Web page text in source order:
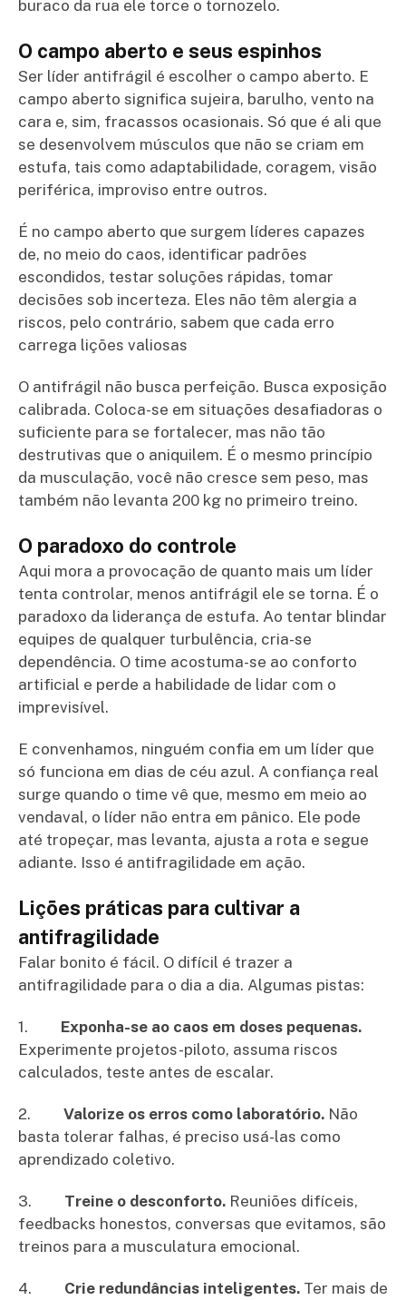
buraco da rua ele torce o tornozelo.
O campo aberto e seus espinhos
Ser líder antifrágil é escolher o campo aberto. E
campo aberto significa sujeira, barulho, vento na
cara e, sim, fracassos ocasionais. Só que é ali que
se desenvolvem músculos que não se criam em
estufa, tais como adaptabilidade, coragem, visão
periférica, improviso entre outros.
É no campo aberto que surgem líderes capazes
de, no meio do caos, identificar padrões
escondidos, testar soluções rápidas, tomar
decisões sob incerteza. Eles não têm alergia a
riscos, pelo contrário, sabem que cada erro
carrega lições valiosas
O antifrágil não busca perfeição. Busca exposição
calibrada. Coloca-se em situações desafiadoras o
suficiente para se fortalecer, mas não tão
destrutivas que o aniquilem. É o mesmo princípio
da musculação, você não cresce sem peso, mas
também não levanta 200 kg no primeiro treino.
O paradoxo do controle
Aqui mora a provocação de quanto mais um líder
tenta controlar, menos antifrágil ele se torna. É o
paradoxo da liderança de estufa. Ao tentar blindar
equipes de qualquer turbulência, cria-se
dependência. O time acostuma-se ao conforto
artificial e perde a habilidade de lidar com o
imprevisível.
E convenhamos, ninguém confia em um líder que
só funciona em dias de céu azul. A confiança real
surge quando o time vê que, mesmo em meio ao
vendaval, o líder não entra em pânico. Ele pode
até tropeçar, mas levanta, ajusta a rota e segue
adiante. Isso é antifragilidade em ação.
Lições práticas para cultivar a
antifragilidade
Falar bonito é fácil. O difícil é trazer a
antifragilidade para o dia a dia. Algumas pistas:
1. Exponha-se ao caos em doses pequenas.
Experimente projetos-piloto, assuma riscos
calculados, teste antes de escalar.
2. Valorize os erros como laboratório. Não
basta tolerar falhas, é preciso usá-las como
aprendizado coletivo.
3. Treine o desconforto. Reuniões difíceis,
feedbacks honestos, conversas que evitamos, são
treinos para a musculatura emocional.
4. Crie redundâncias inteligentes. Ter mais de